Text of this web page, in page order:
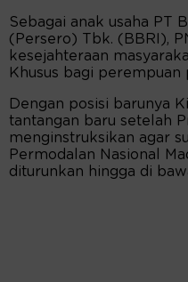
Sebagai anak usaha PT
(Persero) Tbk. (BBRI),
kesejahteraan
Khusus bagi perempuan
Dengan posisi barunya
tantangan baru setelah
menginstruksikan agar
Permodalan Nasional
diturunkan hingga di